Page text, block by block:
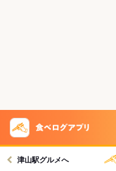
津山駅グルメへ